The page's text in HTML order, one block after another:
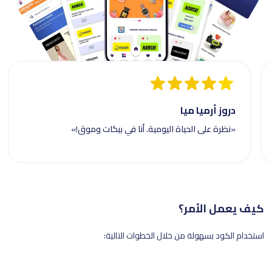
دروز أرميا ميا
«نظرة على الحياة اليومية. أنا في بيكات وموق!»
كيف يعمل الأمر؟
استخدام الكود بسهولة من خلال الخطوات التالية: